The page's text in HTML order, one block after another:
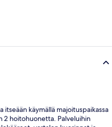
itseään käymällä majoituspaikassa
2 hoitohuonetta. Palveluihin